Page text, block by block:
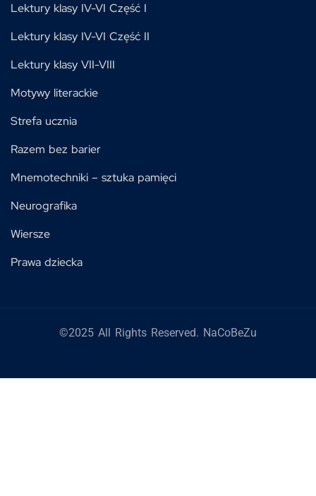
Lektury klasy IV-VI Część I
Lektury klasy IV-VI Część II
Lektury klasy VII-VIII
Motywy literackie
Strefa ucznia
Razem bez barier
Mnemotechniki – sztuka pamięci
Neurografika
Wiersze
Prawa dziecka
©2025 All Rights Reserved. NaCoBeZu